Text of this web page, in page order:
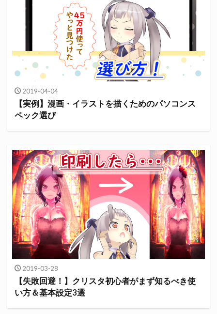
2019-04-04
【実例】漫画・イラストを描くためのパソコンス
ペック選び
2019-03-28
【失敗回避！】クリスタ初心者がまず知るべき使
い方＆基本設定3選